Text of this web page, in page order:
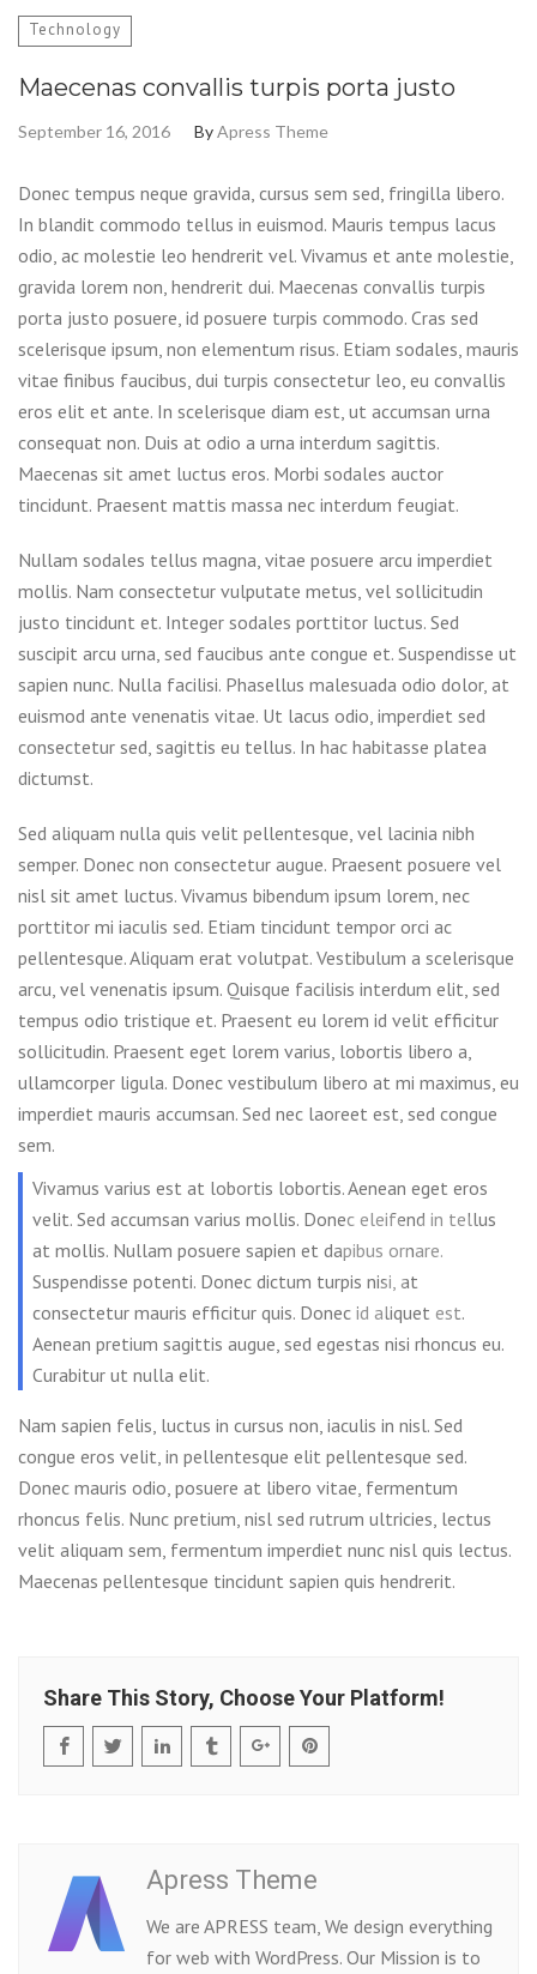
Technology
Maecenas convallis turpis porta justo
September 16, 2016 ByApress Theme
Donec tempus neque gravida, cursus sem sed, fringilla libero.
In blandit commodo tellus in euismod. Mauris tempus lacus
odio, ac molestie leo hendrerit vel. Vivamus et ante molestie,
gravida lorem non, hendrerit dui. Maecenas convallis turpis
porta justo posuere, id posuere turpis commodo. Cras sed
scelerisque ipsum, non elementum risus. Etiam sodales, mauris
vitae finibus faucibus, dui turpis consectetur leo, eu convallis
eros elit et ante. In scelerisque diam est, ut accumsan urna
consequat non. Duis at odio a urna interdum sagittis.
Maecenas sit amet luctus eros. Morbi sodales auctor
tincidunt. Praesent mattis massa nec interdum feugiat.
Nullam sodales tellus magna, vitae posuere arcu imperdiet
mollis. Nam consectetur vulputate metus, vel sollicitudin
justo tincidunt et. Integer sodales porttitor luctus. Sed
suscipit arcu urna, sed faucibus ante congue et. Suspendisse ut
sapien nunc. Nulla facilisi. Phasellus malesuada odio dolor, at
euismod ante venenatis vitae. Ut lacus odio, imperdiet sed
consectetur sed, sagittis eu tellus. In hac habitasse platea
dictumst.
Sed aliquam nulla quis velit pellentesque, vel lacinia nibh
semper. Donec non consectetur augue. Praesent posuere vel
nisl sit amet luctus. Vivamus bibendum ipsum lorem, nec
porttitor mi iaculis sed. Etiam tincidunt tempor orci ac
pellentesque. Aliquam erat volutpat. Vestibulum a scelerisque
arcu, vel venenatis ipsum. Quisque facilisis interdum elit, sed
tempus odio tristique et. Praesent eu lorem id velit efficitur
sollicitudin. Praesent eget lorem varius, lobortis libero a,
ullamcorper ligula. Donec vestibulum libero at mi maximus, eu
imperdiet mauris accumsan. Sed nec laoreet est, sed congue
sem.
Vivamus varius est at lobortis lobortis. Aenean eget eros
velit. Sed accumsan varius mollis. Donec eleifend in tellus
at mollis. Nullam posuere sapien et dapibus ornare.
Suspendisse potenti. Donec dictum turpis nisi, at
consectetur mauris efficitur quis. Donec id aliquet est.
Aenean pretium sagittis augue, sed egestas nisi rhoncus eu.
Curabitur ut nulla elit.
Nam sapien felis, luctus in cursus non, iaculis in nisl. Sed
congue eros velit, in pellentesque elit pellentesque sed.
Donec mauris odio, posuere at libero vitae, fermentum
rhoncus felis. Nunc pretium, nisl sed rutrum ultricies, lectus
velit aliquam sem, fermentum imperdiet nunc nisl quis lectus.
Maecenas pellentesque tincidunt sapien quis hendrerit.
Share This Story, Choose Your Platform!
Apress Theme
We are APRESS team, We design everything
for web with WordPress. Our Mission is to